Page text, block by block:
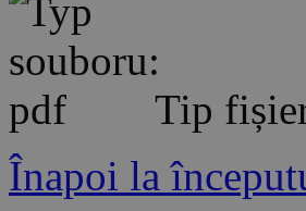
Tip
Înapoi la